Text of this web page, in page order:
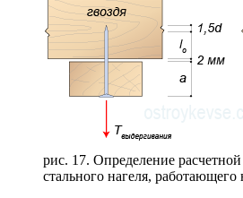
рис. 17. Определение
стального нагеля,